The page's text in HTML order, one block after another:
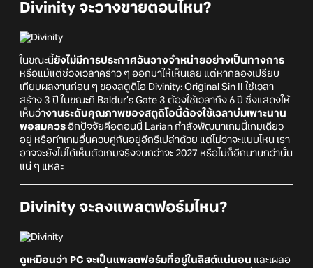
Divinity จะวางขายตอนไหน?
ในขณะนี้ยังไม่มีการประกาศวันวางจำหน่ายอย่างเป็นทางการ
หรือแม้แต่ช่วงเวลาคร่าว ๆ ออกมาให้เห็นเลย แต่หากลองเปรียบ
เทียบผลงานก่อน ๆ ของสตูดิโอ Divinity: Original Sin II ใช้เวลา
สร้าง 3 ปี ในขณะที่ Baldur’s Gate 3 ต้องใช้เวลาถึง 6 ปี ซึ่งแสดงให้
เห็นว่างานระดับคุณภาพของสตูดิโอนี้ต้องใช้เวลาบ่มเพาะนาน
พอสมควร อีกปัจจัยคือตอนนี้ Larian กำลังพัฒนาเกมนี้เกมเดียว
อยู่ หรือทำเกมอื่นควบคู่กันอยู่อีกรึเปล่าด้วย แต่ไม่ว่าจะแบบไหน เรา
อาจจะยังไม่ได้เห็นตัวเกมจริงจนกว่าจะ 2027 หรือไม่ก็อีกนานกว่านั้น
แน่ ๆ แหละ
Divinity จะลงแพลตฟอร์มไหน?
ดูเหมือนว่า PC จะเป็นแพลตฟอร์มที่อยู่ในลิสต์แน่นอน และเผลอ